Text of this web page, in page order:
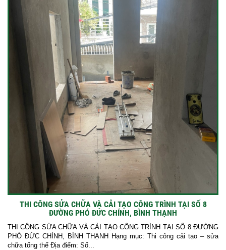
THI CÔNG SỬA CHỮA VÀ CẢI TẠO CÔNG TRÌNH TẠI SỐ 8
ĐƯỜNG PHÓ ĐỨC CHÍNH, BÌNH THẠNH
THI CÔNG SỬA CHỮA VÀ CẢI TẠO CÔNG TRÌNH TẠI SỐ 8 ĐƯỜNG
PHÓ ĐỨC CHÍNH, BÌNH THẠNH Hạng mục: Thi công cải tạo – sửa
chữa tổng thể Địa điểm: Số...